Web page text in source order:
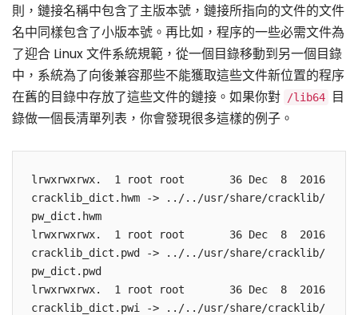
則，鏈接名稱中包含了主版本號，鏈接所指向的文件的文件
名中同樣包含了小版本號。再比如，程序的一些必需文件為
了迎合 Linux 文件系統規範，從一個目錄移動到另一個目錄
中，系統為了向後兼容那些不能獲取這些文件新位置的程序
在舊的目錄中存放了這些文件的鏈接。如果你對 /lib64
目
錄做一個長清單列表，你會發現很多這樣的例子。
lrwxrwxrwx.  1 root root       36 Dec  8  2016
cracklib_dict.hwm -> ../../usr/share/cracklib/
pw_dict.hwm
lrwxrwxrwx.  1 root root       36 Dec  8  2016
cracklib_dict.pwd -> ../../usr/share/cracklib/
pw_dict.pwd
lrwxrwxrwx.  1 root root       36 Dec  8  2016
cracklib_dict.pwi -> ../../usr/share/cracklib/